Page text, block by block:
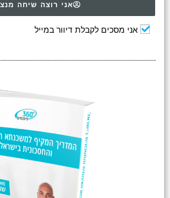
אני מסכים לקבלת דיוור במייל
אני רוצה שיחה